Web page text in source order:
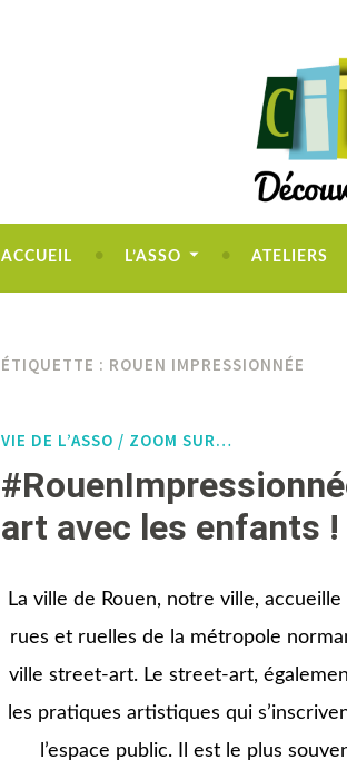
ACCUEIL L’ASSO ATELIERS
ÉTIQUETTE : ROUEN IMPRESSIONNÉE
VIE DE L’ASSO / ZOOM SUR…
art avec les enfants !
La ville de Rouen, notre ville,
rues et ruelles de la métropole
ville street-art. Le street-art,
les pratiques artistiques qui
l’espace public. Il est le plus